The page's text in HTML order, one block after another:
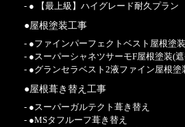
- ● 【最上級】ハイグレード耐久プラン
●屋根塗装工事
- ●ファインパーフェクトベスト屋根塗
- ●スーパーシャネツサーモF屋根塗装(
- ●グランセラベスト2液ファイン屋根塗
●屋根葺き替え工事
- ●スーパーガルテクト葺き替え
- ●MSタフルーフ葺き替え